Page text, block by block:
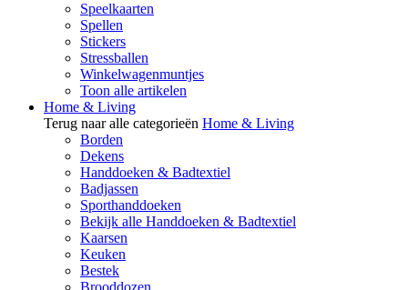
Speelkaarten
Spellen
Stickers
Stressballen
Winkelwagenmuntjes
Toon alle artikelen
Home & Living
Terug naar alle categorieën Home & Living
Borden
Dekens
Handdoeken & Badtextiel
Badjassen
Sporthanddoeken
Bekijk alle Handdoeken & Badtextiel
Kaarsen
Keuken
Bestek
Brooddozen